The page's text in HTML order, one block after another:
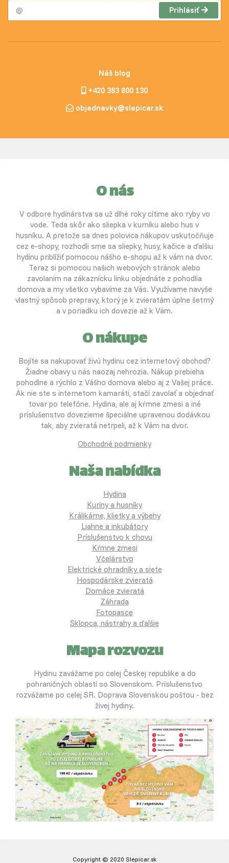
Prihlásiť
Náš blog
+420 383 800 130
objednavky@slepicar.sk
O nás
V odbore hydinárstva sa už dlhé roky cítime ako ryby vo
vode. Teda skôr ako sliepka v kurníku alebo hus v
husníku. A pretože sa dnes polovica nákupov uskutočňuje
cez e-shopy, rozhodli sme sa sliepky, husy, kačice a ďalšiu
hydinu priblížiť pomocou nášho e-shopu až k vám na dvor.
Teraz si pomocou našich webových stránok alebo
zavolaním na zákaznícku linku objednáte z pohodlia
domova a my všetko vybavíme za Vás. Využívame navyše
vlastný spôsob prepravy, ktorý je k zvieratám úplne šetrný
a v poriadku ich dovezie až k Vám.
O nákupe
Bojíte sa nakupovať živú hydinu cez internetový obchod?
Žiadne obavy u nás naozaj nehrozia. Nákup prebieha
pohodlne a rýchlo z Vášho domova alebo aj z Vašej práce.
Ak nie ste s internetom kamaráti, stačí zavolať a objednať
tovar po telefóne. Hydina, ale aj kŕmne zmesi a iné
príslušenstvo dovezieme špeciálne upravenou dodávkou
tak, aby zvieratá netrpeli, až k Vám na dvor.
Obchodné podmienky
Naša nabídka
Hydina
Kuríny a husníky
Králikárne, klietky a výbehy
Liahne a inkubátory
Príslušenstvo k chovu
Kŕmne zmesi
Včelárstvo
Elektrické ohradníky a siete
Hospodárske zvieratá
Domáce zvieratá
Záhrada
Fotopasce
Sklopca, nástrahy a ďalšie
Mapa rozvozu
Hydinu zavážame po celej Českej republike a do
pohraničných oblastí so Slovenskom. Príslušenstvo
rozvážame po celej SR. Doprava Slovenskou poštou - bez
živej hydiny.
Copyright © 2020 Slepicar.sk